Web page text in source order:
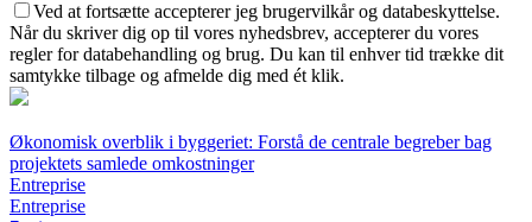
Ved at fortsætte accepterer jeg brugervilkår og databeskyttelse.
Når du skriver dig op til vores nyhedsbrev, accepterer du vores
regler for databehandling og brug. Du kan til enhver tid trække dit
samtykke tilbage og afmelde dig med ét klik.
Økonomisk overblik i byggeriet: Forstå de centrale begreber bag
projektets samlede omkostninger
Entreprise
Entreprise